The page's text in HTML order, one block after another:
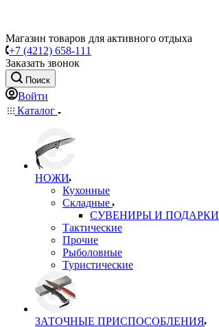
Магазин товаров для активного отдыха
+7 (4212) 658-111
Заказать звонок
Поиск
Войти
Каталог
НОЖИ
Кухонные
Складные
СУВЕНИРЫ И ПОДАРКИ
Тактические
Прочие
Рыболовные
Туристические
ЗАТОЧНЫЕ ПРИСПОСОБЛЕНИЯ